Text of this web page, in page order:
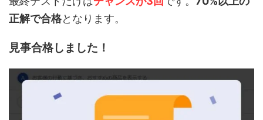
正解で合格となります。
見事合格しました！